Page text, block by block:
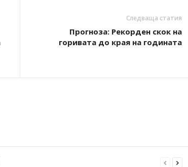
Следваща статия
Прогноза: Рекорден скок на
горивата до края на годината